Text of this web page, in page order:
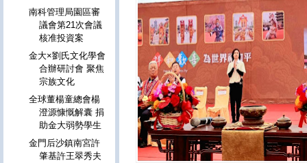
南科管理局園區審
議會第21次會議
核准投資案
金大×劉氏文化學會
合辦研討會 聚焦
宗族文化
全球董楊童總會楊
澄源慷慨解囊 捐
助金大弱勢學生
金門后沙鎮南宮許
肇基許王翠秀夫